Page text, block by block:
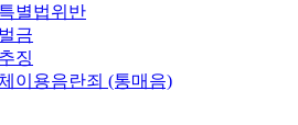
별법위반
금
징
이용음란죄 (통매음)